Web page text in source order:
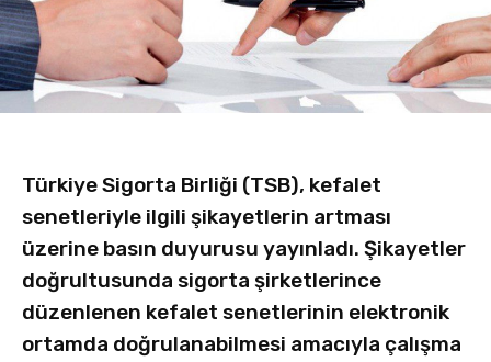
Türkiye Sigorta Birliği (TSB), kefalet
senetleriyle ilgili şikayetlerin artması
üzerine basın duyurusu yayınladı. Şikayetler
doğrultusunda sigorta şirketlerince
düzenlenen kefalet senetlerinin elektronik
ortamda doğrulanabilmesi amacıyla çalışma